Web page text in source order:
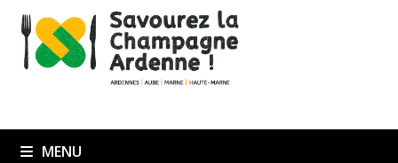
Passer
contenu
MENU